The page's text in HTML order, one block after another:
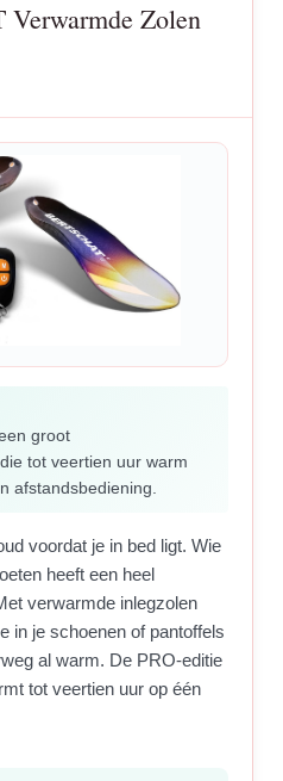
Verwarmde Zolen
groot
tot veertien uur warm
afstandsbediening.
voordat je in bed ligt. Wie
heeft een heel
verwarmde inlegzolen
in je schoenen of pantoffels
al warm. De PRO-editie
tot veertien uur op één